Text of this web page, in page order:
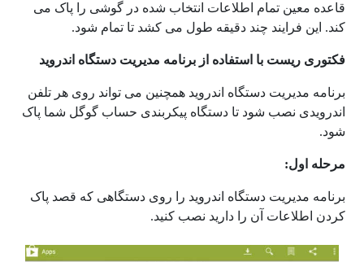
قاعده معین تمام اطلاعات انتخاب شده در گوشی را پاک می
کند. این فرایند چند دقیقه طول می کشد تا تمام شود.
فکتوری ریست با استفاده از برنامه مدیریت دستگاه اندروید
برنامه مدیریت دستگاه اندروید همچنین می تواند روی هر تلفن
اندرویدی نصب شود تا دستگاه پیکربندی حساب گوگل شما پاک
شود.
مرحله اول:
برنامه مدیریت دستگاه اندروید را روی دستگاهی که قصد پاک
کردن اطلاعات آن را دارید نصب کنید.